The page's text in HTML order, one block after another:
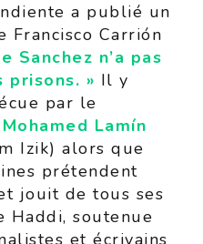
a publié un
Carrión
Sanchez n’a pas
prisons. » Il y
par le
Mohamed Lamín
Izik) alors que
prétendent
jouit de tous ses
soutenue